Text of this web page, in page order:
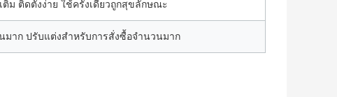
ติม ติดตั้งง่าย ใช้ครั้งเดียวถูกสุขลักษณะ
าก ปรับแต่งสำหรับการสั่งซื้อจำนวนมาก